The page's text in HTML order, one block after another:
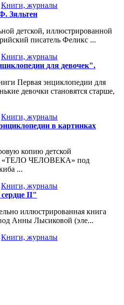
Книги, журналы
Зяльтен
детской, иллюстрированной
писатель Феликс ...
Книги, журналы
для девочек".
Первая энциклопедии для
девочки становятся старше,
Книги, журналы
в картинках
копию детской
«ТЕЛО ЧЕЛОВЕКА» под
...
Книги, журналы
II"
иллюстрированная книга
Анны Лысиковой (эле...
Книги, журналы